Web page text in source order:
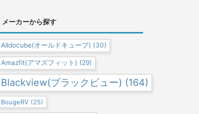
メーカーから探す
Alldocube(オールドキューブ) (30)
Amazfit(アマズフィット) (29)
Blackview(ブラックビュー) (164)
BougeRV (25)